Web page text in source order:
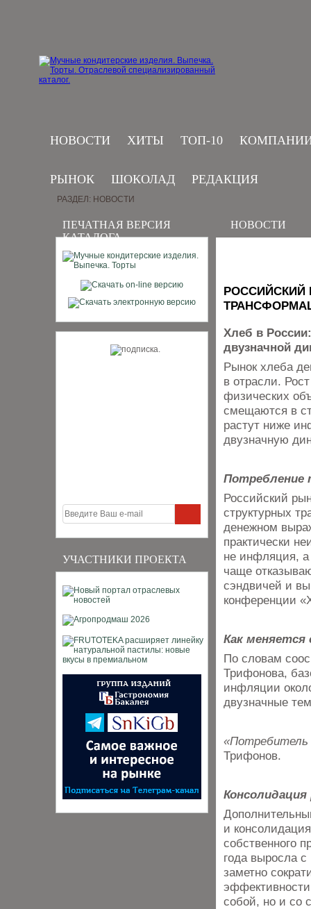
НОВОСТИ ХИТЫ ТОП-10
РЫНОК ШОКОЛАД РЕДАКЦИЯ
ПЕЧАТНАЯ ВЕРСИЯ
КАТАЛОГА
УЧАСТНИКИ ПРОЕКТА
РАЗДЕЛ: НОВОСТИ
НОВОСТИ
РОССИЙСКИЙ
Хлеб в
двузначной
Рынок хлеба
в отрасли.
физических
смещаются в
растут ниже
двузначную
Потребление
Российский
структурных
денежном
практически
не инфляция, а
чаще
сэндвичей и
конференции
Как меняется
По словам
Трифонова,
инфляции
двузначные
Трифонов.
Консолидация
и
собственного
года выросла с
заметно
собой, но и со